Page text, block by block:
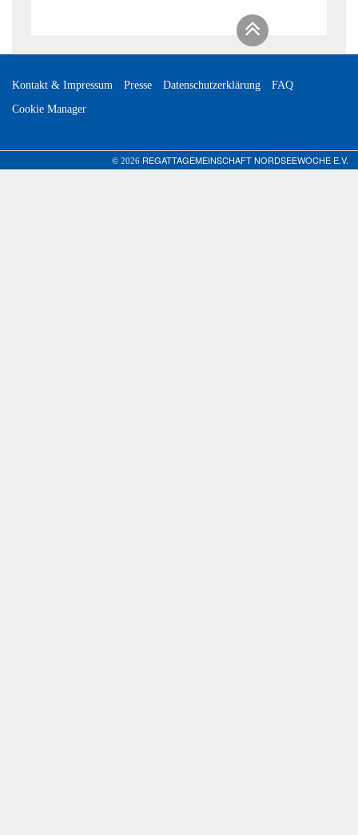
Kontakt & Impressum Presse Datenschutzerklärung
FAQ
Cookie Manager
© 2026 REGATTAGEMEINSCHAFT NORDSEEWOCHE E.V.